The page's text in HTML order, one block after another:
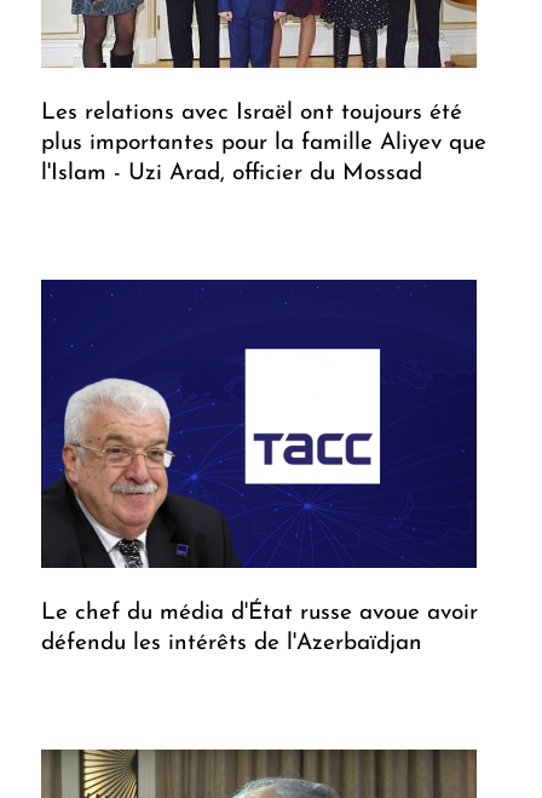
Les relations avec Israël ont toujours été
plus importantes pour la famille Aliyev que
l'Islam - Uzi Arad, officier du Mossad
Le chef du média d'État russe avoue avoir
défendu les intérêts de l'Azerbaïdjan